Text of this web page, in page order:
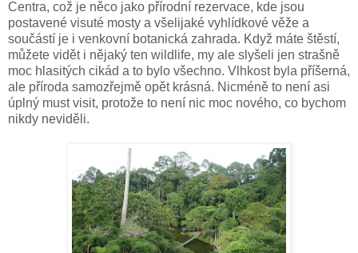
Centra, což je něco jako přírodní rezervace, kde jsou
postavené visuté mosty a všelijaké vyhlídkové věže a
součástí je i venkovní botanická zahrada. Když máte štěstí,
můžete vidět i nějaký ten wildlife, my ale slyšeli jen strašně
moc hlasitých cikád a to bylo všechno. Vlhkost byla příšerná,
ale příroda samozřejmě opět krásná. Nicméně to není asi
úplný must visit, protože to není nic moc nového, co bychom
nikdy neviděli.